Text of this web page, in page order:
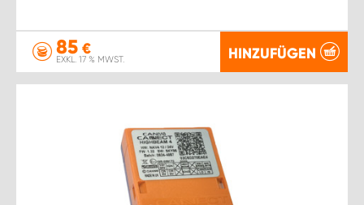
85 €
EXKL. 17 % MWST. HINZUFÜGEN